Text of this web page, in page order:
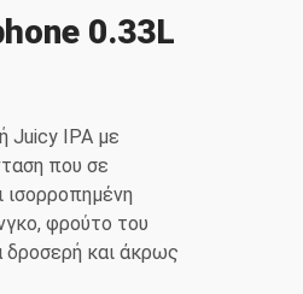
0.33L
Juicy IPA με
που σε
φρούτο του
δροσερή και άκρως